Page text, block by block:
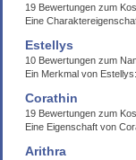
19 Bewertungen zum
Eine
Estellys
10 Bewertungen zum
Ein Merkmal von
Corathin
19 Bewertungen zum
Eine Eigenschaft von
Arithra